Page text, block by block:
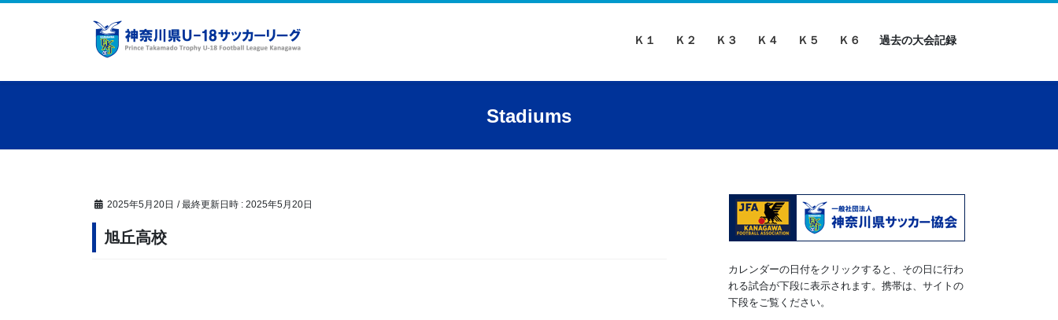
ツ
シ
Ｋ１ Ｋ２ Ｋ３ Ｋ４ Ｋ５ Ｋ６ 過去の大会記録
Stadiums
2025年5月20日 / 最終更新日時 : 2025年5月20日
旭丘高校
カレンダーの日付をクリックすると、その日に行わ
れる試合が下段に表示されます。携帯は、サイトの
下段をご覧ください。